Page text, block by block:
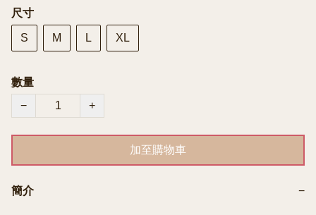
尺寸
S M L XL
數量
−
+
加至購物車
簡介 −